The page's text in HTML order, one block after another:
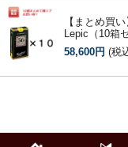
【まとめ買
Lepic（10箱
58,600円 (税